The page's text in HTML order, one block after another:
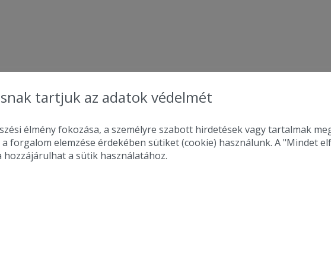
tartjuk az adatok védelmét
élmény fokozása, a személyre szabott hirdetések vagy tartalmak
forgalom elemzése érdekében sütiket (cookie) használunk. A "Mindet
a sütik használatához.